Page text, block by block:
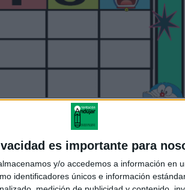
es importante para
y/o accedemos a información en
identificadores únicos e información